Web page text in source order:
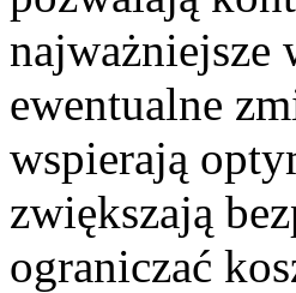
najważniejsze
ewentualne
wspierają
zwiększają
ograniczać